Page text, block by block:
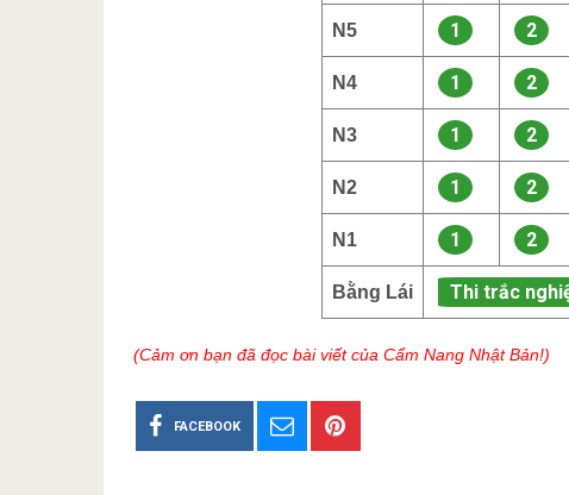
N5 1 2
N4 1 2
N3 1 2
N2 1 2
N1 1 2
Bằng Lái Thi trắc
(Cảm ơn bạn đã đọc bài viết của Cẩm Nang Nhật Bản!)
FACEBOOK